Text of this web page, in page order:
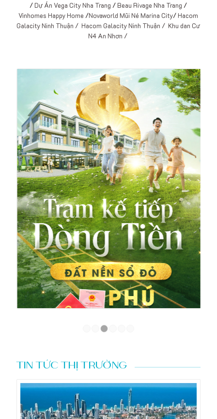
/Dự Án Vega City Nha Trang /Beau Rivage Nha Trang /
Vinhomes Happy Home /Novaworld Mũi Né Marina City/Hacom
Galacity Ninh Thuận / Hacom Galacity Ninh Thuận / Khu dan Cư
N4 An Nhơn /
TIN TỨC THỊ TRƯỜNG